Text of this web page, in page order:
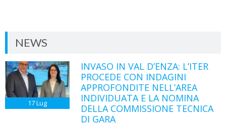
NEWS
17Lug
INVASO IN VAL D’ENZA: L’ITER
PROCEDE CON INDAGINI
APPROFONDITE NELL’AREA
INDIVIDUATA E LA NOMINA
DELLA COMMISSIONE TECNICA
DI GARA